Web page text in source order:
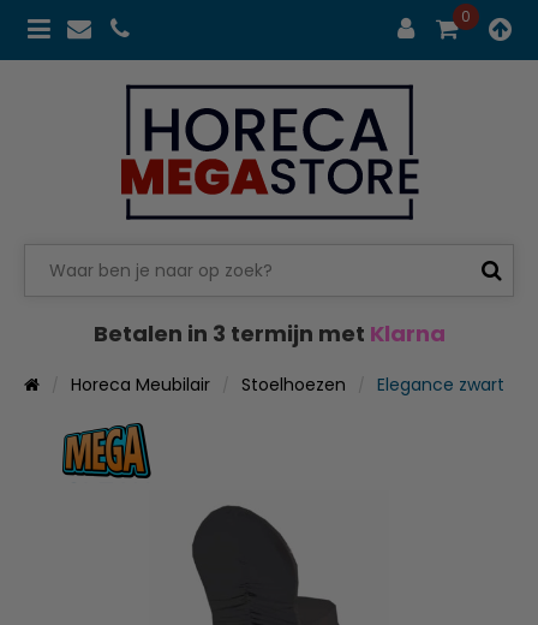
0
Betalen in 3 termijn met Klarna
Horeca Meubilair Stoelhoezen Elegance zwart